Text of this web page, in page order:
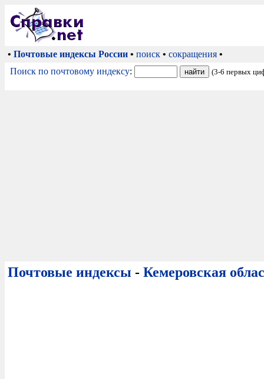
• Почтовые индексы России • поиск • сокращения •
Поиск по почтовому индексу: (3-6 первых
Почтовые индексы - Кемеровская